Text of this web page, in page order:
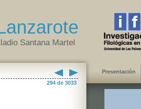
Santana Martel
294 de 3033
Presentación